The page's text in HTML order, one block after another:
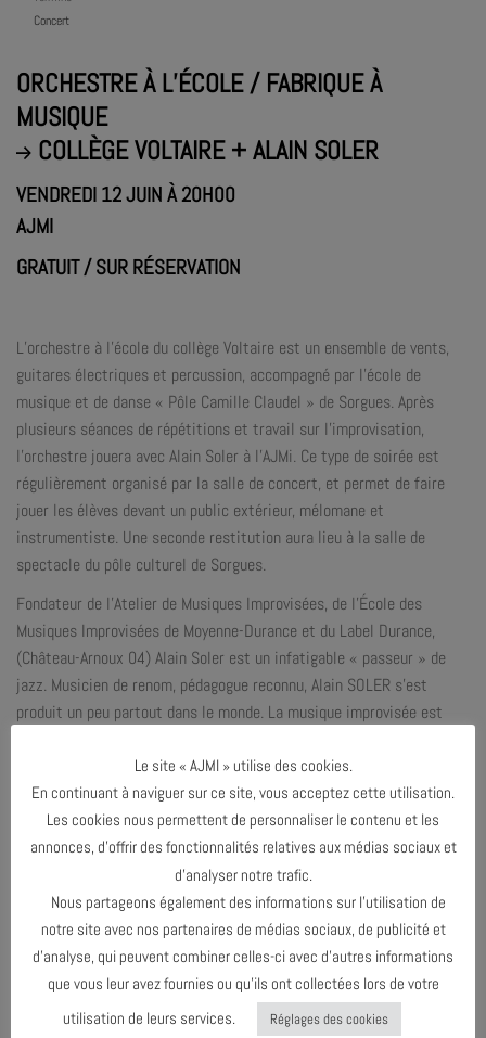
Concert
ORCHESTRE À L’ÉCOLE / FABRIQUE À
MUSIQUE
COLLÈGE VOLTAIRE + ALAIN SOLER
VENDREDI 12 JUIN À 20H00
AJMI
GRATUIT / SUR RÉSERVATION
L’orchestre à l’école du collège Voltaire est un ensemble de vents,
guitares électriques et percussion, accompagné par l’école de
musique et de danse « Pôle Camille Claudel » de Sorgues. Après
plusieurs séances de répétitions et travail sur l’improvisation,
l’orchestre jouera avec Alain Soler à l’AJMi. Ce type de soirée est
régulièrement organisé par la salle de concert, et permet de faire
jouer les élèves devant un public extérieur, mélomane et
instrumentiste. Une seconde restitution aura lieu à la salle de
spectacle du pôle culturel de Sorgues.
Fondateur de l’Atelier de Musiques Improvisées, de l’École des
Musiques Improvisées de Moyenne-Durance et du Label Durance,
(Château-Arnoux 04) Alain Soler est un infatigable « passeur » de
jazz. Musicien de renom, pédagogue reconnu, Alain SOLER s’est
produit un peu partout dans le monde. La musique improvisée est
Pour réserver votre place, merci de bien vouloir remplir le formulaire
ci-contre encliquant ici.
Ce concert est organisé en partenariat avec l’Association Orchestre
à l’École et Fabrique à musique de la Sacem.
Le site « AJMI » utilise des cookies.
En continuant à naviguer sur ce site, vous acceptez cette utilisation.
Les cookies nous permettent de personnaliser le contenu et les
annonces, d’offrir des fonctionnalités relatives aux médias sociaux et
d’analyser notre trafic.
Nous partageons également des informations sur l’utilisation de
notre site avec nos partenaires de médias sociaux, de publicité et
d’analyse, qui peuvent combiner celles-ci avec d’autres informations
que vous leur avez fournies ou qu’ils ont collectées lors de votre
utilisation de leurs services.
Réglages des cookies